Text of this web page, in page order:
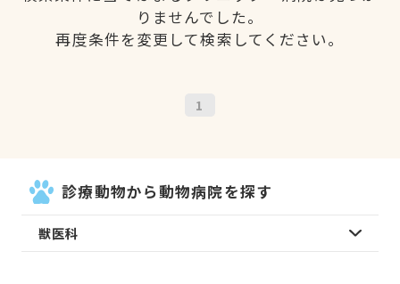
りませんでした。
再度条件を変更して検索してください。
1
診療動物から動物病院を探す
獣医科